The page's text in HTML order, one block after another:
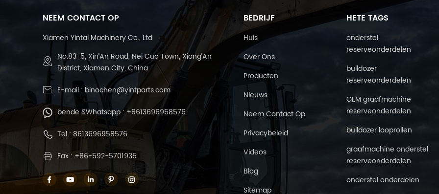
NEEM CONTACT OP
Xiamen Yintai Machinery Co., Ltd
No.83-5, Xin’An Road, Nei Cuo Town, Xiang’An
District, Xiamen City, China
E-mail : binochen@yintparts.com
bende &Whatsapp :+8613696958576
Tel : 8613696958576
Fax : +86-592-5701935
BEDRIJF
Huis
Over Ons
Producten
Nieuws
Neem Contact Op
Privacybeleid
Videos
Blog
Sitemap
HETE TAGS
onderstel
reserveonderdelen
bulldozer
reserveonderdelen
OEM graafmachine
reserveonderdelen
bulldozer looprollen
graafmachine onderstel
reserveonderdelen
onderstel onderdelen